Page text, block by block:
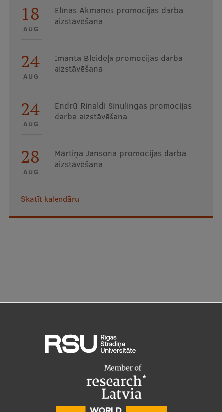
18
AUG
Elīnas Akmanes promocijas darba
aizstāvēšana
24
AUG
Imanta Bleideļa promocijas darba
aizstāvēšana
24
AUG
Endrū Rinaldi Sinulingas promocijas
darba aizstāvēšana
28
AUG
Mārtiņa Jansona promocijas darba
aizstāvēšana
Skatīt kalendāru